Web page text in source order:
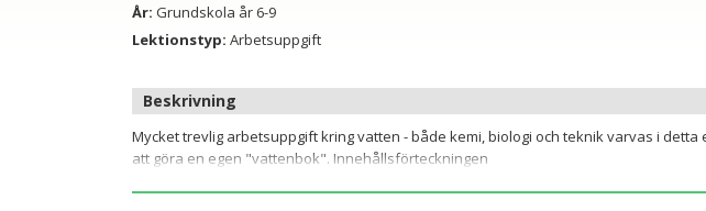
År: Grundskola år 6-9
Lektionstyp: Arbetsuppgift
Beskrivning
Mycket trevlig arbetsuppgift kring vatten - både kemi, biologi och teknik varvas i
att göra en egen "vattenbok". Innehållsförteckningen